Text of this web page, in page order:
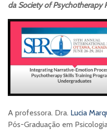
da Society of Psychotherapy
A professora. Dra. Lucia
Pós-Graduação em